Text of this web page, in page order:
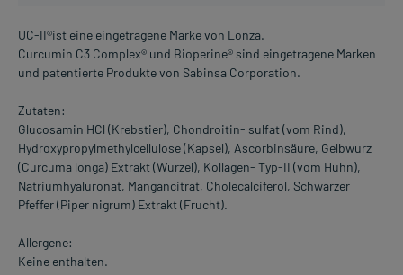
UC-II®ist eine eingetragene Marke von Lonza.
Curcumin C3 Complex® und Bioperine® sind eingetragene Marken
und patentierte Produkte von Sabinsa Corporation.
Zutaten:
Glucosamin HCl (Krebstier), Chondroitin- sulfat (vom Rind),
Hydroxypropylmethylcellulose (Kapsel), Ascorbinsäure, Gelbwurz
(Curcuma longa) Extrakt (Wurzel), Kollagen- Typ-II (vom Huhn),
Natriumhyaluronat, Mangancitrat, Cholecalciferol, Schwarzer
Pfeffer (Piper nigrum) Extrakt (Frucht).
Allergene:
Keine enthalten.